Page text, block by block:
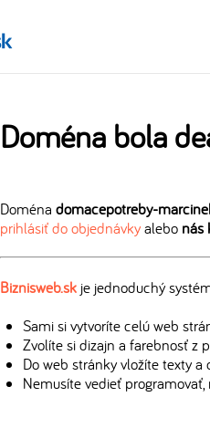
Doména bola
Doména domacepotreby-
prihlásiť do objednávkyalebo nás
Biznisweb.sk je jednoduchý
Sami si vytvoríte celú web
Zvolíte si dizajn a farebnosť z
Do web stránky vložíte texty a
Nemusíte vedieť